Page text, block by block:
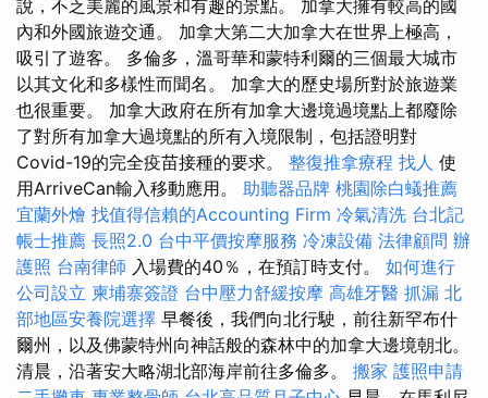
說，不乏美麗的風景和有趣的景點。 加拿大擁有較高的國
內和外國旅遊交通。 加拿大第二大加拿大在世界上極高，
吸引了遊客。 多倫多，溫哥華和蒙特利爾的三個最大城市
以其文化和多樣性而聞名。 加拿大的歷史場所對於旅遊業
也很重要。 加拿大政府在所有加拿大邊境過境點上都廢除
了對所有加拿大過境點的所有入境限制，包括證明對
Covid-19的完全疫苗接種的要求。 整復推拿療程 找人 使
用ArriveCan輸入移動應用。 助聽器品牌 桃園除白蟻推薦
宜蘭外燴 找值得信賴的Accounting Firm 冷氣清洗 台北記
帳士推薦 長照2.0 台中平價按摩服務 冷凍設備 法律顧問 辦
護照 台南律師 入場費的40％，在預訂時支付。 如何進行
公司設立 柬埔寨簽證 台中壓力舒緩按摩 高雄牙醫 抓漏 北
部地區安養院選擇 早餐後，我們向北行駛，前往新罕布什
爾州，以及佛蒙特州向神話般的森林中的加拿大邊境朝北。
清晨，沿著安大略湖北部海岸前往多倫多。 搬家 護照申請